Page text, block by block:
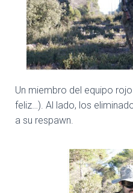
Un miembro del equipo
feliz…). Al lado, los
a su respawn.